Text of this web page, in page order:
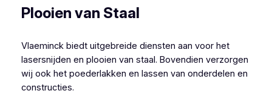
Plooien van Staal
Vlaeminck biedt uitgebreide diensten aan voor het
lasersnijden en plooien van staal. Bovendien verzorgen
wij ook het poederlakken en lassen van onderdelen en
constructies.